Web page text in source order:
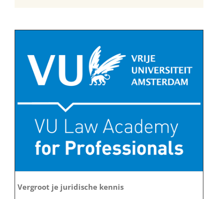
Vergroot je juridische kennis